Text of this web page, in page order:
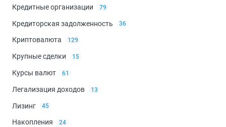
Заёмщики 25
Кредитная история 41
Кредитные организации 79
Кредиторская задолженность 36
Криптовалюта 129
Крупные сделки 15
Курсы валют 61
Легализация доходов 13
Лизинг 45
Накопления 24